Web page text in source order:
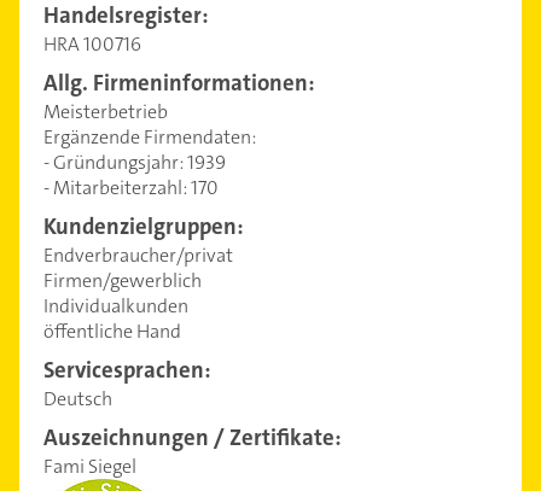
Handelsregister:
HRA 100716
Allg. Firmeninformationen:
Meisterbetrieb
Ergänzende Firmendaten:
- Gründungsjahr: 1939
- Mitarbeiterzahl: 170
Kundenzielgruppen:
Endverbraucher/privat
Firmen/gewerblich
Individualkunden
öffentliche Hand
Servicesprachen:
Deutsch
Auszeichnungen / Zertifikate:
Fami Siegel